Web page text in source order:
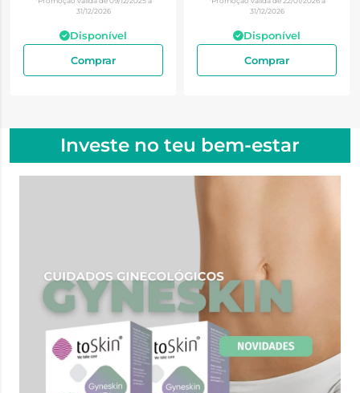
31/12/2026
Disponível
Comprar
31/12/2026
Disponível
Comprar
Investe no teu bem-estar